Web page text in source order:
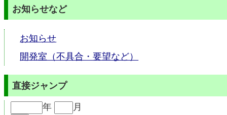
お知らせなど
お知らせ
開発室（不具合・要望など）
直接ジャンプ
年 月